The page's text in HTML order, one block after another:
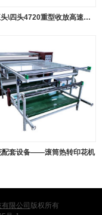
爱普生三头\四头4720重型收放高速数码印花机
配套设备——滚筒热转印花机
限公司 版权所有